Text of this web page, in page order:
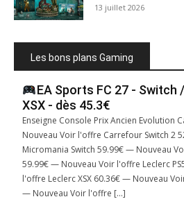
13 juillet 2026
Les bons plans Gaming
EA Sports FC 27 - Switch
XSX - dès 45.3€
Enseigne Console Prix Ancien Evolution
Nouveau Voir l'offre Carrefour Switch 2
Micromania Switch 59.99€ — Nouveau
59.99€ — Nouveau Voir l'offre Leclerc
l'offre Leclerc XSX 60.36€ — Nouveau
— Nouveau Voir l'offre […]